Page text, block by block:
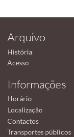
Arquivo
História
Acesso
Informações
Horário
Localização
Contactos
Transportes públicos